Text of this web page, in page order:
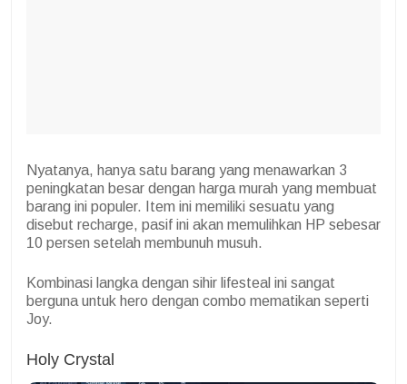
Nyatanya, hanya satu barang yang menawarkan 3
peningkatan besar dengan harga murah yang membuat
barang ini populer. Item ini memiliki sesuatu yang
disebut recharge, pasif ini akan memulihkan HP sebesar
10 persen setelah membunuh musuh.
Kombinasi langka dengan sihir lifesteal ini sangat
berguna untuk hero dengan combo mematikan seperti
Joy.
Holy Crystal